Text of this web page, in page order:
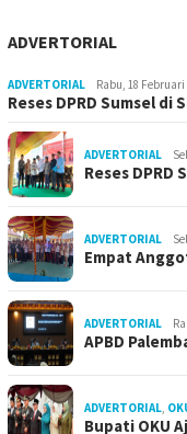
ADVERTORIAL
ADVERTORIAL Rabu, 18 Februari
Reses DPRD Sumsel di
ADVERTORIAL
Reses DPRD
ADVERTORIAL
Empat
ADVERTORIAL
APBD
ADVERTORIAL
Bupati OKU